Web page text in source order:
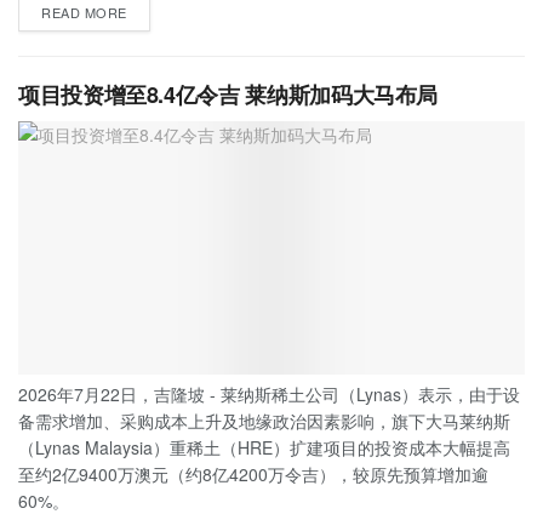
READ MORE
项目投资增至8.4亿令吉 莱纳斯加码大马布局
2026年7月22日，吉隆坡 - 莱纳斯稀土公司（Lynas）表示，由于设
备需求增加、采购成本上升及地缘政治因素影响，旗下大马莱纳斯
（Lynas Malaysia）重稀土（HRE）扩建项目的投资成本大幅提高
至约2亿9400万澳元（约8亿4200万令吉），较原先预算增加逾
60%。